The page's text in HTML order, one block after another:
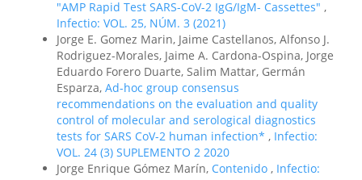
"AMP Rapid Test SARS-CoV-2 IgG/IgM- Cassettes" ,
Infectio: VOL. 25, NÚM. 3 (2021)
Jorge E. Gomez Marin, Jaime Castellanos, Alfonso J.
Rodriguez-Morales, Jaime A. Cardona-Ospina, Jorge
Eduardo Forero Duarte, Salim Mattar, Germán
Esparza, Ad-hoc group consensus
recommendations on the evaluation and quality
control of molecular and serological diagnostics
tests for SARS CoV-2 human infection* , Infectio:
VOL. 24 (3) SUPLEMENTO 2 2020
Jorge Enrique Gómez Marín, Contenido , Infectio: